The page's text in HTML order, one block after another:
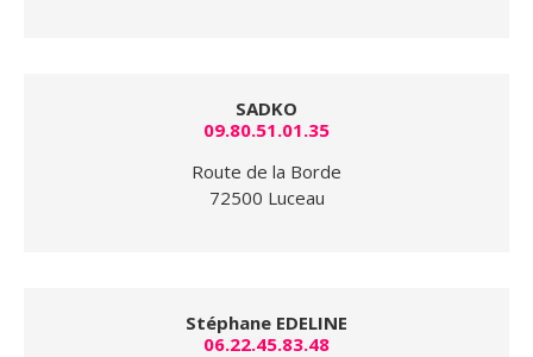
SADKO
09.80.51.01.35
Route de la Borde
72500 Luceau
Stéphane EDELINE
06.22.45.83.48